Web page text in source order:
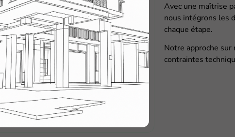
Avec une maîtrise
nous intégrons les
chaque étape.
Notre approche sur
contraintes